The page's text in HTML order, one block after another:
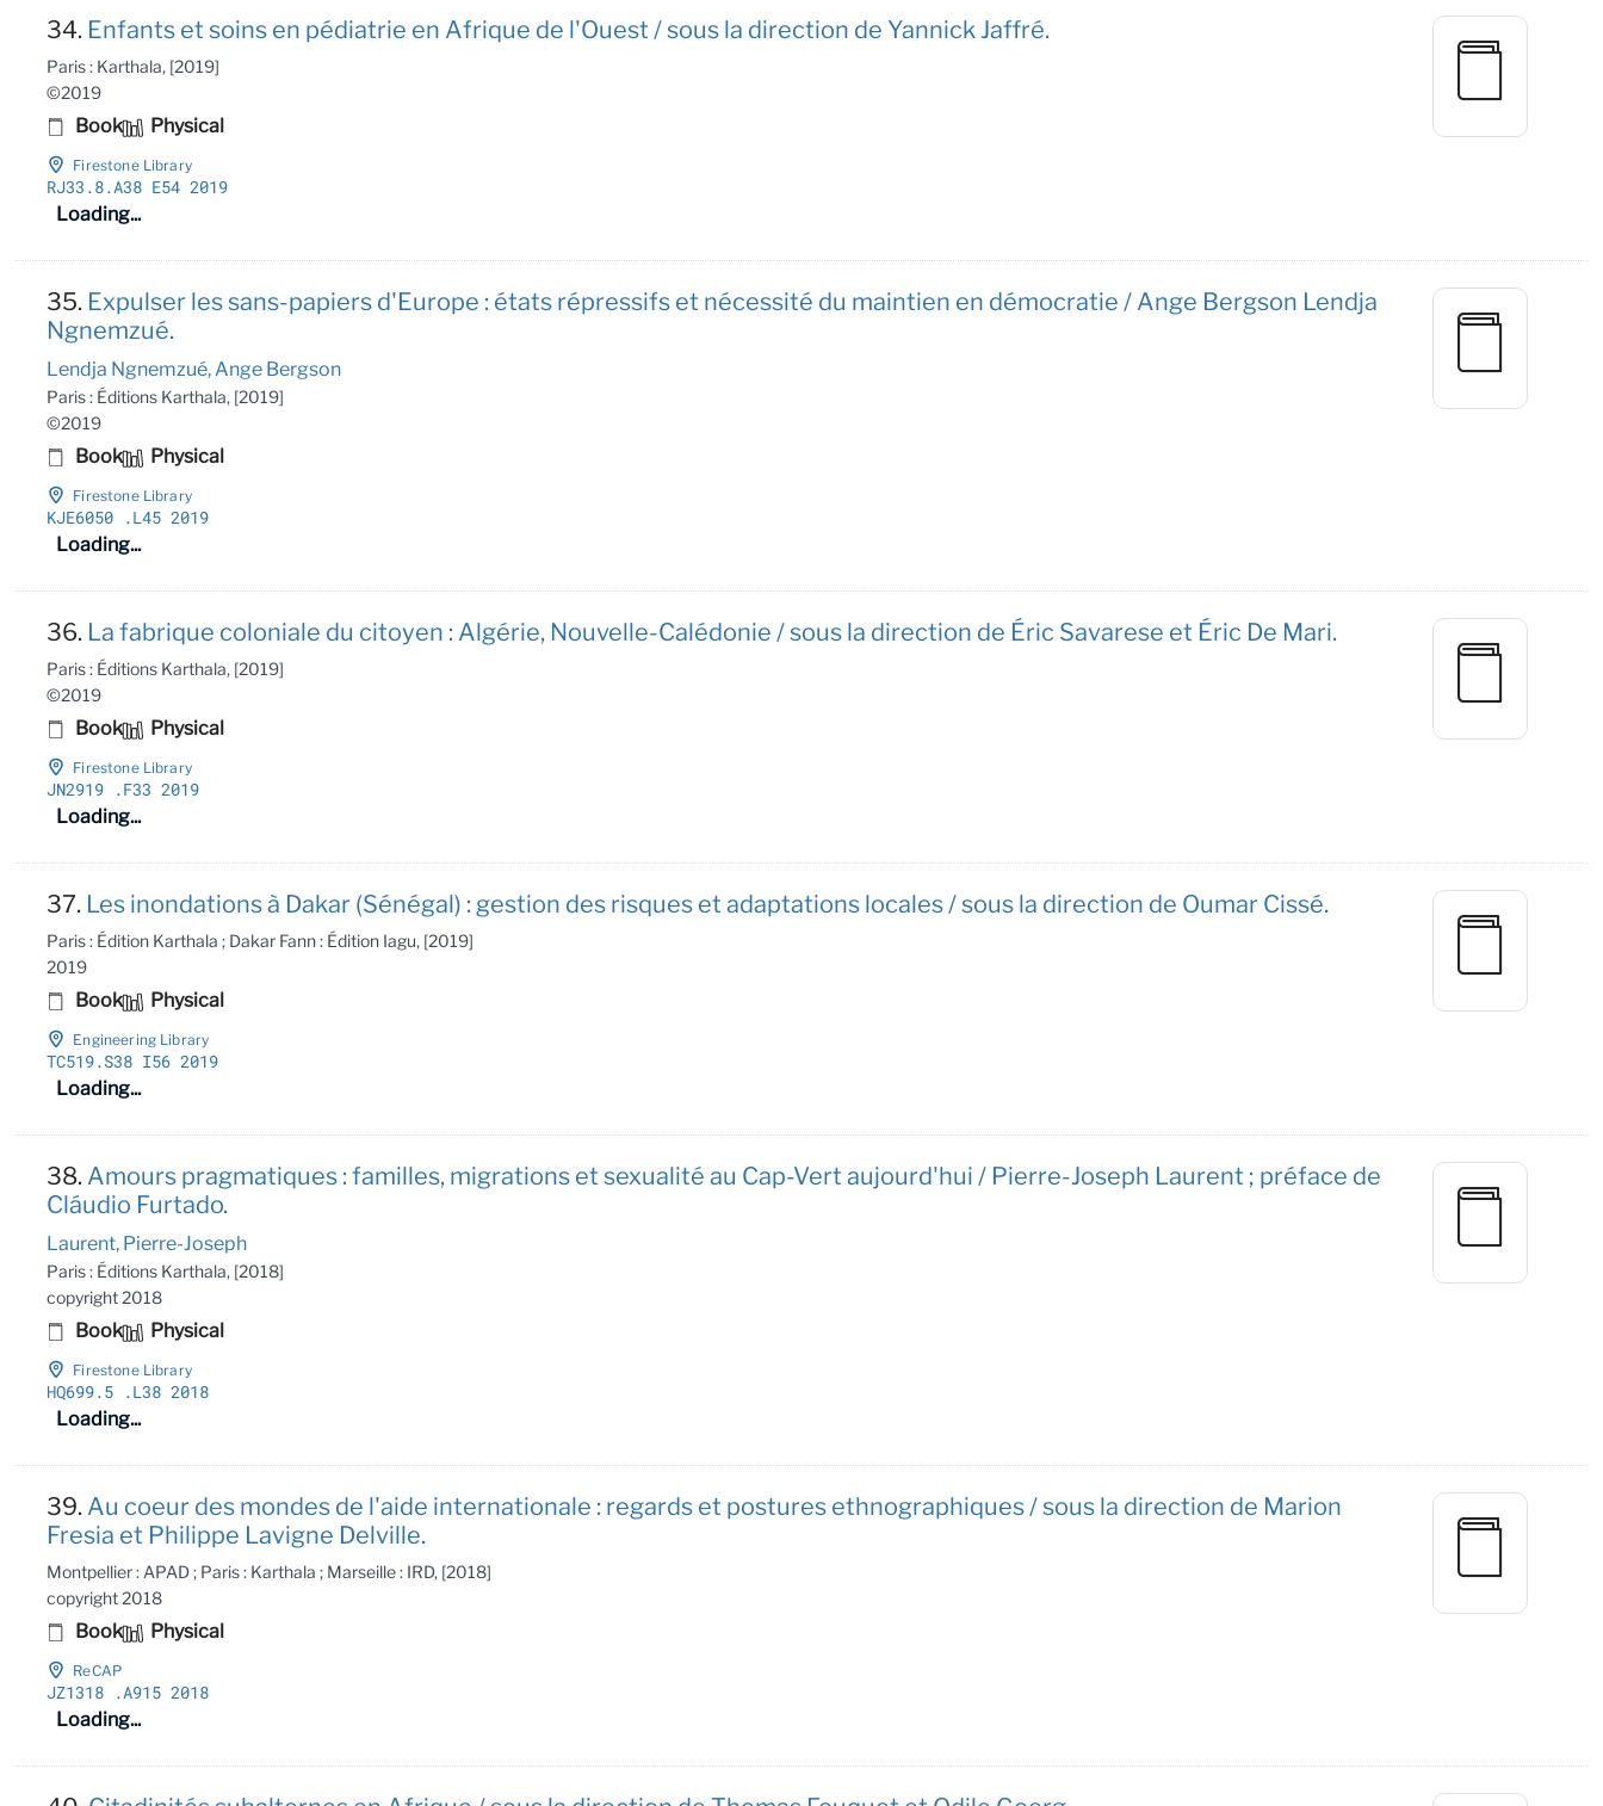
34. Enfants et soins en pédiatrie en Afrique de l'Ouest / sous la direction de Yannick Jaffré.
Paris : Karthala, [2019]
©2019
Book Physical
Firestone Library
RJ33 .8.A38 E54 2019
Loading...
35. Expulser les sans-papiers d'Europe : états répressifs et nécessité du maintien en démocratie / Ange Bergson Lendja
Ngnemzué.
Lendja Ngnemzué, Ange Bergson
Paris : Éditions Karthala, [2019]
©2019
Book Physical
Firestone Library
KJE6050 .L45 2019
Loading...
36. La fabrique coloniale du citoyen : Algérie, Nouvelle-Calédonie / sous la direction de Éric Savarese et Éric De Mari.
Paris : Éditions Karthala, [2019]
©2019
Book Physical
Firestone Library
JN2919 .F33 2019
Loading...
37. Les inondations à Dakar (Sénégal) : gestion des risques et adaptations locales / sous la direction de Oumar Cissé.
Paris : Édition Karthala ; Dakar Fann : Édition Iagu, [2019]
2019
Book Physical
Engineering Library
TC519.S38 I56 2019
Loading...
38. Amours pragmatiques : familles, migrations et sexualité au Cap-Vert aujourd'hui / Pierre-Joseph Laurent ; préface de
Cláudio Furtado.
Laurent, Pierre-Joseph
Paris : Éditions Karthala, [2018]
copyright 2018
Book Physical
Firestone Library
HQ699.5 .L38 2018
Loading...
39. Au coeur des mondes de l'aide internationale : regards et postures ethnographiques / sous la direction de Marion
Fresia et Philippe Lavigne Delville.
Montpellier : APAD ; Paris : Karthala ; Marseille : IRD, [2018]
copyright 2018
Book Physical
ReCAP
JZ1318 .A915 2018
Loading...